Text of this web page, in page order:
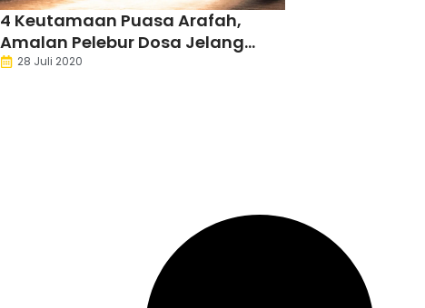
4 Keutamaan Puasa Arafah,
Amalan Pelebur Dosa Jelang
Iduladha
28 Juli 2020